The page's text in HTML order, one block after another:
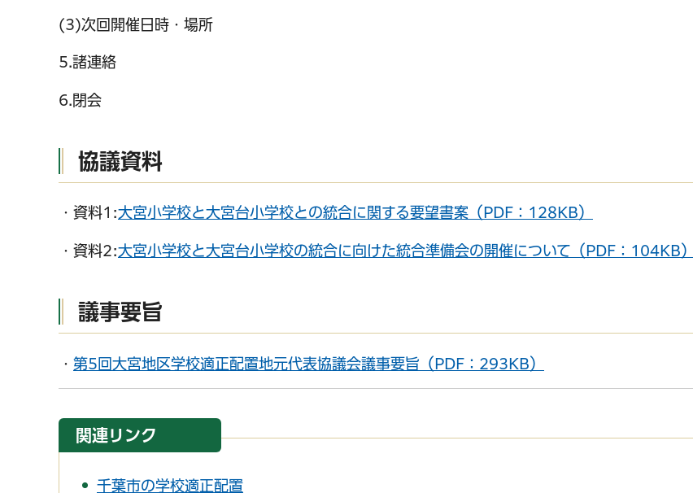
(3)次回開催日時・場所
5.諸連絡
6.閉会
協議資料
・資料1:大宮小学校と大宮台小学校との統合に関する要望書案（PDF：128KB）
・資料2:大宮小学校と大宮台小学校の統合に向けた統合準備会の開催について（PDF：104KB）
議事要旨
・ 第5回大宮地区学校適正配置地元代表協議会議事要旨（PDF：293KB）
関連リンク
千葉市の学校適正配置